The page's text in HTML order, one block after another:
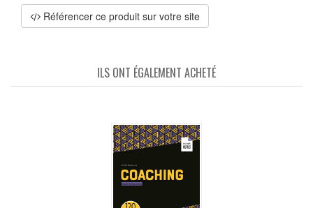
Référencer ce produit sur votre site
ILS ONT ÉGALEMENT ACHETÉ